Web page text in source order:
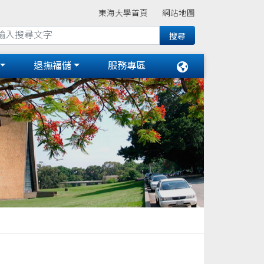
東海大學首頁 網站地圖
退撫福儲 服務專區